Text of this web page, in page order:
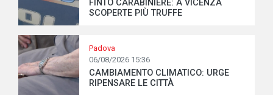
FINTO CARABINIERE: A VICENZA
SCOPERTE PIÙ TRUFFE
Padova
06/08/2026 15:36
CAMBIAMENTO CLIMATICO: URGE
RIPENSARE LE CITTÀ